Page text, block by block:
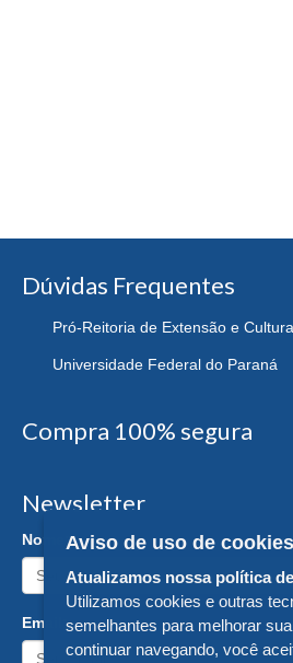
Dúvidas Frequentes
Pró-Reitoria de Extensão e Cultura
Universidade Federal do Paraná
Compra 100% segura
Newsletter
Nome:
Email:
Aviso de uso de cookies
Atualizamos nossa política
Utilizamos cookies e outras
semelhantes para melhorar
continuar navegando, você